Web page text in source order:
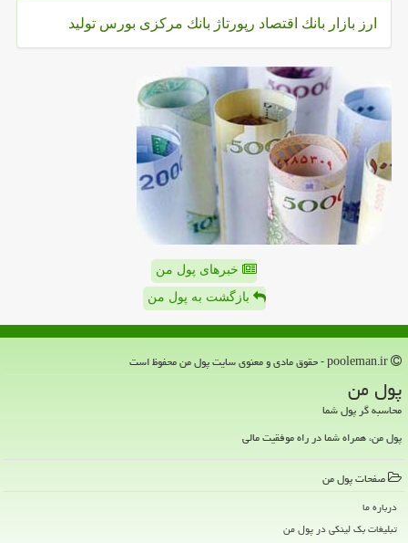
ارز بازار بانك اقتصاد رپورتاژ بانك مركزی بورس تولید
خبرهای پول من
بازگشت به پول من
پول من
محاسبه گر پول شما
پول من، همراه شما در راه موفقیت مالی
صفحات پول من
درباره ما
تبلیغات بک لینکی در پول من